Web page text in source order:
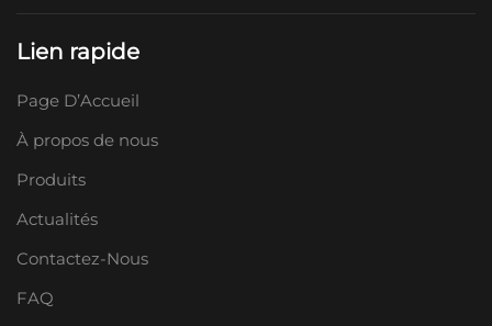
Lien rapide
Page D’Accueil
À propos de nous
Produits
Actualités
Contactez-Nous
FAQ